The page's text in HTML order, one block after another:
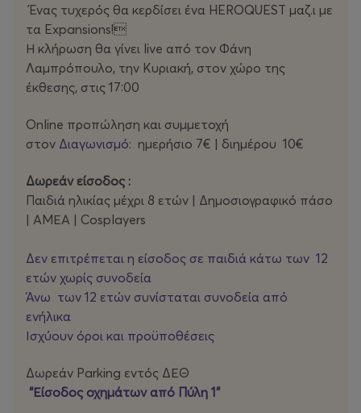
Παραστάσεις Καραγκιόζη, Show μαγικών, Face painting,
Μοντελισμός, Ηλεκτρονικά, Ξύλινα ποδοσφαιράκια,
Interactive Wall Games, Διαγωνισμοί και πολλά ακόμη
διαδραστικά θα είναι εκεί όλο το διήμερο.
μικρούς και μεγάλους.
WEBSITE:https://vintagetoys.gr/
Ένας τυχερός θα κερδίσει ένα HEROQUEST μαζ.ι με
τα Expansions!
Η κλήρωση θα γίνει live από τον Φάνη
Λαμπρόπουλο, την Κυριακή, στον χώρο της
έκθεσης, στις 17:00
Online προπώληση και συμμετοχή
στον Διαγωνισμό: ημερήσιο 7€ | διημέρου 10€
Δωρεάν είσοδος :
Παιδιά ηλικίας μέχρι 8 ετών | Δημοσιογραφικό πάσο
| ΑΜΕΑ | Cosplayers
Δεν επιτρέπεται η είσοδος σε παιδιά κάτω των 12
ετών χωρίς συνοδεία
Άνω των 12 ετών συνίσταται συνοδεία από
ενήλικα
Ισχύουν όροι και προϋποθέσεις
Δωρεάν Parking εντός ΔΕΘ
“Είσοδος οχημάτων από Πύλη 1”